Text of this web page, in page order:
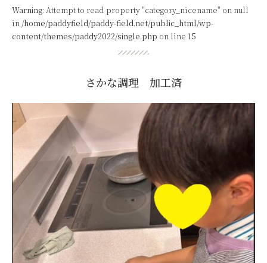
Warning: Attempt to read property "category_nicename" on null
in /home/paddyfield/paddy-field.net/public_html/wp-
content/themes/paddy2022/single.php on line 15
さかな調理 加工済